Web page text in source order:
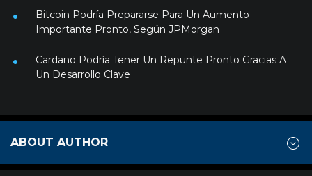
Bitcoin Podría Prepararse Para Un Aumento
Importante Pronto, Según JPMorgan
Cardano Podría Tener Un Repunte Pronto Gracias A
Un Desarrollo Clave
ABOUT AUTHOR